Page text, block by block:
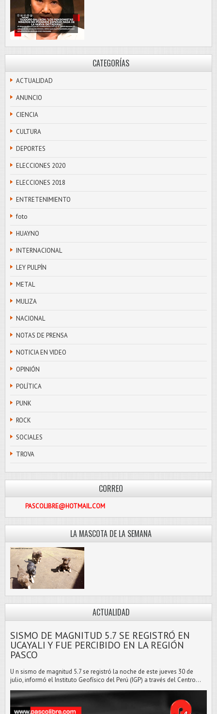
CATEGORÍAS
ACTUALIDAD
ANUNCIO
CIENCIA
CULTURA
DEPORTES
ELECCIONES 2020
ELECCIONES 2018
ENTRETENIMIENTO
foto
HUAYNO
INTERNACIONAL
LEY PULPÍN
METAL
MULIZA
NACIONAL
NOTAS DE PRENSA
NOTICIA EN VIDEO
OPINIÓN
POLÍTICA
PUNK
ROCK
SOCIALES
TROVA
CORREO
PASCOLIBRE@HOTMAIL.COM
LA MASCOTA DE LA SEMANA
ACTUALIDAD
SISMO DE MAGNITUD 5.7 SE REGISTRÓ EN
UCAYALI Y FUE PERCIBIDO EN LA REGIÓN
PASCO
U n sismo de magnitud 5.7 se registró la noche de este jueves 30 de
julio, informó el Instituto Geofísico del Perú (IGP) a través del Centro...